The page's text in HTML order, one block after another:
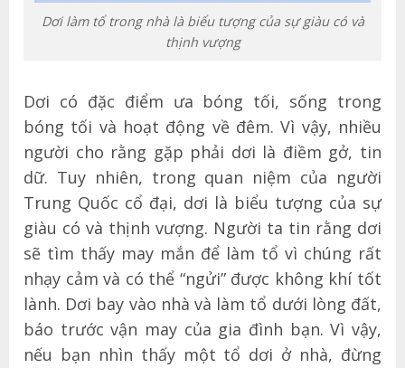
Dơi làm tổ trong nhà là biểu tượng của sự giàu có và
thịnh vượng
Dơi có đặc điểm ưa bóng tối, sống trong
bóng tối và hoạt động về đêm. Vì vậy, nhiều
người cho rằng gặp phải dơi là điềm gở, tin
dữ. Tuy nhiên, trong quan niệm của người
Trung Quốc cổ đại, dơi là biểu tượng của sự
giàu có và thịnh vượng. Người ta tin rằng dơi
sẽ tìm thấy may mắn để làm tổ vì chúng rất
nhạy cảm và có thể “ngửi” được không khí tốt
lành. Dơi bay vào nhà và làm tổ dưới lòng đất,
báo trước vận may của gia đình bạn. Vì vậy,
nếu bạn nhìn thấy một tổ dơi ở nhà, đừng